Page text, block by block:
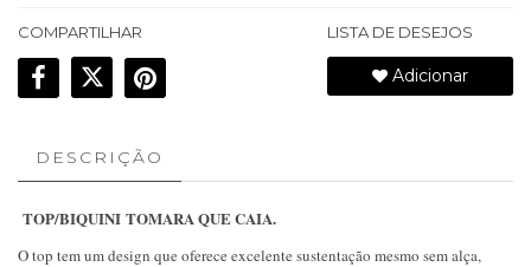
COMPARTILHAR LISTA DE DESEJOS
Adicionar
DESCRIÇÃO
TOP/BIQUINI TOMARA QUE CAIA.
O top tem um design que oferece excelente sustentação mesmo sem alça,